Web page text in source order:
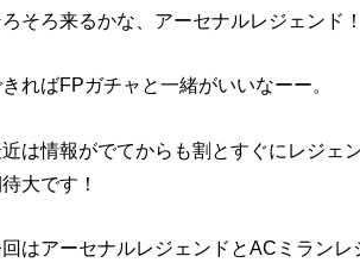
そろ来るかな、アーセナルレジェンド
ればFPガチャと一緒がいいなーー。
は情報がでてからも割とすぐにレジェ
大です！
はアーセナルレジェンドとACミランレ